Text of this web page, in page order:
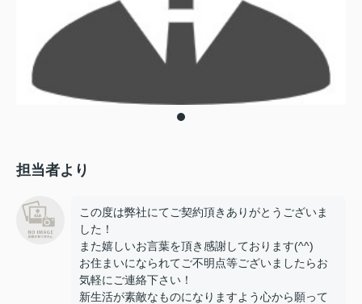
担当者より
この度は弊社にてご契約頂きありがとうございま
した！
また嬉しいお言葉を頂き感謝しております(^^)
お住まいになられてご不明点等ございましたらお
気軽にご連絡下さい！
新生活が素敵なものになりますよう心から願って